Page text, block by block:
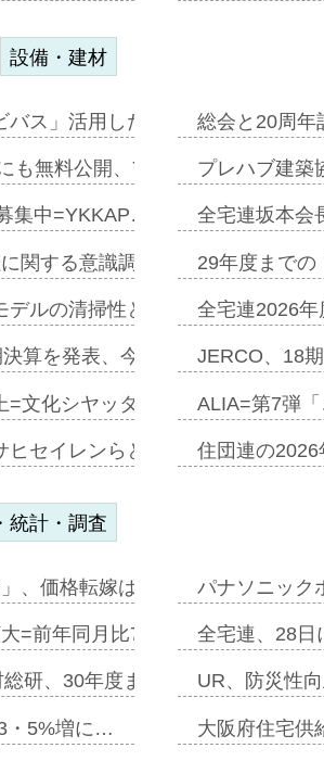
設備・建材
バス」活用した新入浴法を提案
も無料公開、YKKAPとワンビ…
集中=YKKAP…
関する意識調査=Nature…
デルの清掃性と安全性追加=リン
算を発表、今期は増収見込む=…
=文化シヤッター…
ヒセイレンらと協働開発開始=三
総会と20周
プレハブ建築
全宅連坂本会
29年度まで
全宅連2026
JERCO、18
ALIA=第7弾
住団連の
統計・調査
、価格転嫁は十分に進まず=「物…
=前年同月比7・1%上昇…
研、30年度まで〝揺り戻し〟…
・5%増に…
パナソニック
全宅連、28
UR、防災性
大阪府住宅供